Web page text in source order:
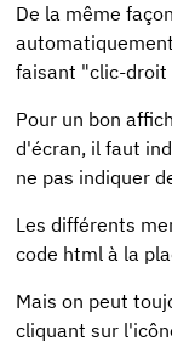
De la même
faisant "clic-droit
Pour un bon
d'écran, il faut
ne pas indiquer
Les différents
code html à la
Mais on peut
cliquant sur